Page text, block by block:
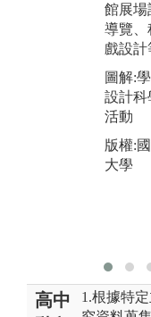
館展場
導覽、
戲設計
圖解:
設計科
活動
版權:
大學
高中
1.根據特